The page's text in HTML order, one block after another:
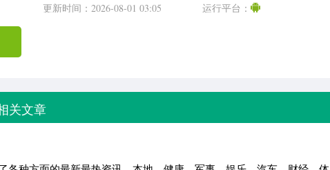
更新时间：2026-08-01 03:05
运行平台：
关文章